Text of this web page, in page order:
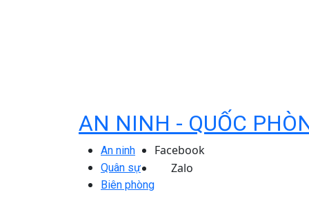
AN NINH - QUỐC
An ninh
Quân sự
Biên phòng
Facebook
Zalo